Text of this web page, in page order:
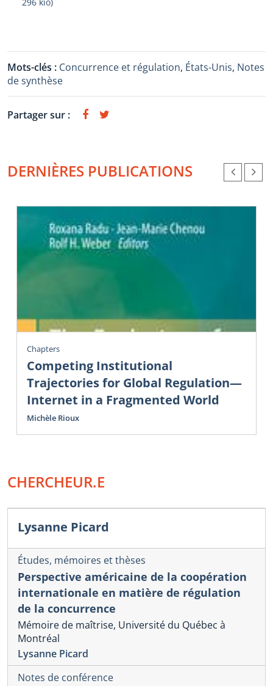
Mots-clés : Concurrence et régulation, États-Unis, Notes
de synthèse
Partager sur :
DERNIÈRES PUBLICATIONS
Chapters
Competing Institutional
Trajectories for Global Regulation—
Internet in a Fragmented World
Michèle Rioux
CHERCHEUR.E
Lysanne Picard
Études, mémoires et thèses
Perspective américaine de la coopération
internationale en matière de régulation
de la concurrence
Mémoire de maîtrise, Université du Québec à
Montréal
Lysanne Picard
Notes de conférence